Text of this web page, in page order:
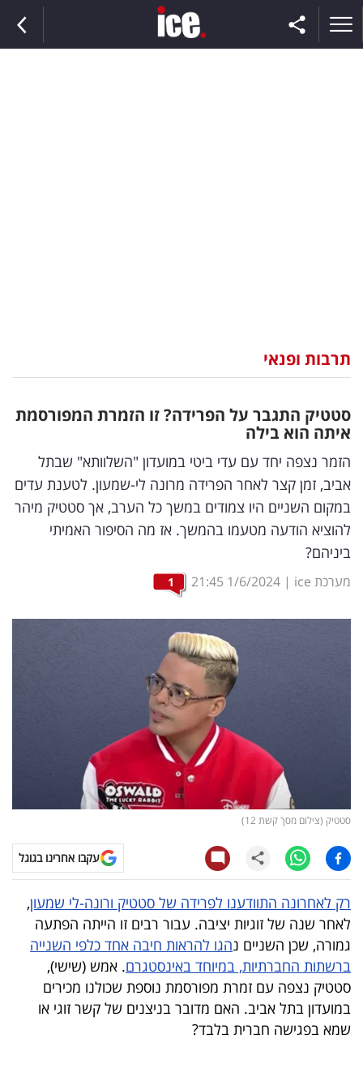
וצרכנות
דיגיטל
וטק
שיווק
ופרסום
משפט
ומחקרים
עסקי
ספורט
קריירה
ולימודים
מינויים
רייטינג
תרבות ופנאי
סטטיק התגבר על הפרידה? זו הזמרת המפורסמת
איתה הוא בילה
הזמר נצפה יחד עם עדי ביטי במועדון "השלוותא" שבתל
אביב, זמן קצר לאחר הפרידה מרונה לי-שמעון. לטענת עדים
במקום השניים היו צמודים במשך כל הערב, אך סטטיק מיהר
להוציא הודעה מטעמו בהמשך. אז מה הסיפור האמיתי
ביניהם?
מערכת ice |
1/6/2024
21:45
1
סטטיק (צילום מסך קשת 12)
עקבו אחרינו בגוגל
רק לאחרונה התוודענו לפרידה של סטטיק ורונה-לי שמעון,
לאחר שנה של זוגיות יציבה. עבור רבים זו הייתה הפתעה
גמורה, שכן השניים נהגו להראות חיבה אחד כלפי השנייה
ברשתות החברתיות, במיוחד באינסטגרם. אמש (שישי),
סטטיק נצפה עם זמרת מפורסמת נוספת שכולנו מכירים
במועדון בתל אביב. האם מדובר בניצנים של קשר זוגי או
שמא בפגישה חברית בלבד?